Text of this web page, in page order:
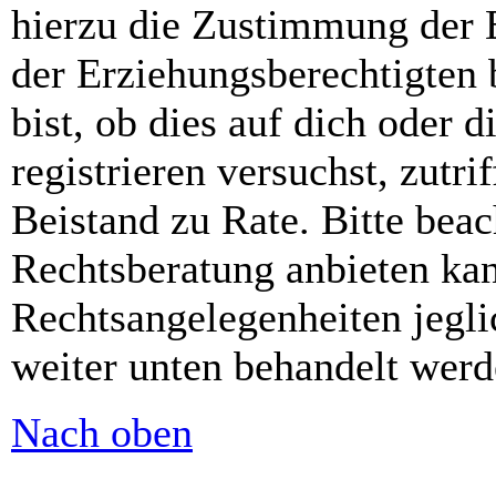
hierzu die Zustimmung der
der
bist, ob dies auf dich oder
registrieren versuchst,
Beistand zu Rate. Bitte
Rechtsberatung anbieten
Rechtsangelegenheiten
weiter unten behandelt
Nach oben